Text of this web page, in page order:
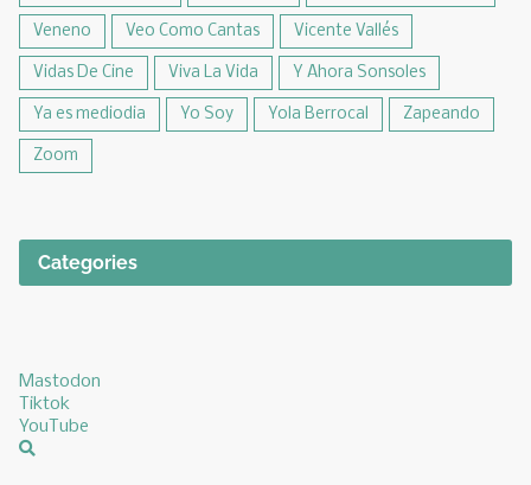
Veneno Veo Como Cantas Vicente Vallés
Vidas De Cine Viva La Vida Y Ahora Sonsoles
Ya es mediodia Yo Soy Yola Berrocal Zapeando
Zoom
Categories
Mastodon
Tiktok
YouTube